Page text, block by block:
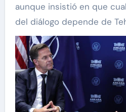
aunque insistió en que
del diálogo depende de